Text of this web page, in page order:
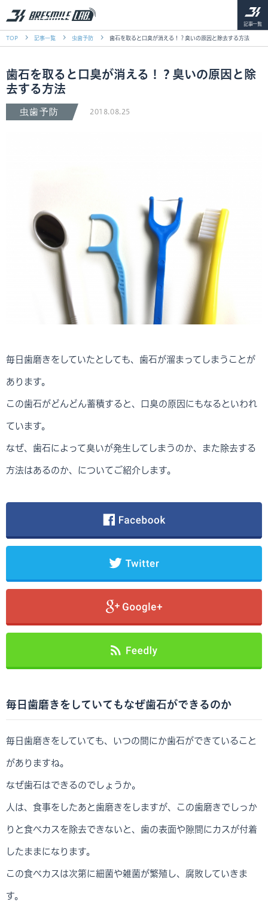
記事一覧
TOP 記事一覧 虫歯予防 歯石を取ると口臭が消える！？臭いの原因と除去する方法
歯石を取ると口臭が消える！？臭いの原因と除
去する方法
虫歯予防 2018.08.25
毎日歯磨きをしていたとしても、歯石が溜まってしまうことが
あります。
この歯石がどんどん蓄積すると、口臭の原因にもなるといわれ
ています。
なぜ、歯石によって臭いが発生してしまうのか、また除去する
方法はあるのか、についてご紹介します。
毎日歯磨きをしていてもなぜ歯石ができるのか
毎日歯磨きをしていても、いつの間にか歯石ができていること
がありますね。
なぜ歯石はできるのでしょうか。
人は、食事をしたあと歯磨きをしますが、この歯磨きでしっか
りと食べカスを除去できないと、歯の表面や隙間にカスが付着
したままになります。
この食べカスは次第に細菌や雑菌が繁殖し、腐敗していきま
す。